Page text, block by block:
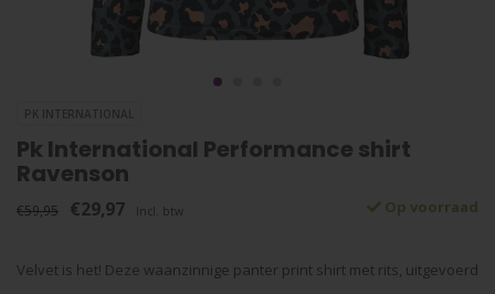
PK INTERNATIONAL
Pk International Performance shirt
Ravenson
€59,95 €29,97 Incl. btw Op voorraad
Velvet is het! Deze waanzinnige panter print shirt met rits, uitgevoerd